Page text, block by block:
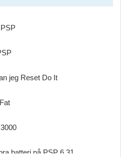
jeg Reset Do It
batteri på PSP 6.31